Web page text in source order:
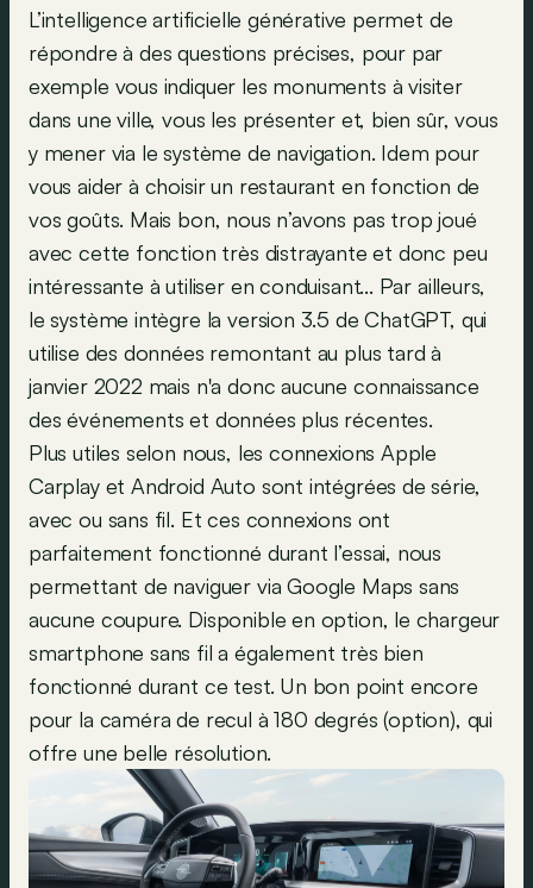
L’intelligence artificielle générative permet de
répondre à des questions précises, pour par
exemple vous indiquer les monuments à visiter
dans une ville, vous les présenter et, bien sûr, vous
y mener via le système de navigation. Idem pour
vous aider à choisir un restaurant en fonction de
vos goûts. Mais bon, nous n’avons pas trop joué
avec cette fonction très distrayante et donc peu
intéressante à utiliser en conduisant... Par ailleurs,
le système intègre la version 3.5 de ChatGPT, qui
utilise des données remontant au plus tard à
janvier 2022 mais n'a donc aucune connaissance
des événements et données plus récentes.
Plus utiles selon nous, les connexions Apple
Carplay et Android Auto sont intégrées de série,
avec ou sans fil. Et ces connexions ont
parfaitement fonctionné durant l’essai, nous
permettant de naviguer via Google Maps sans
aucune coupure. Disponible en option, le chargeur
smartphone sans fil a également très bien
fonctionné durant ce test. Un bon point encore
pour la caméra de recul à 180 degrés (option), qui
offre une belle résolution.